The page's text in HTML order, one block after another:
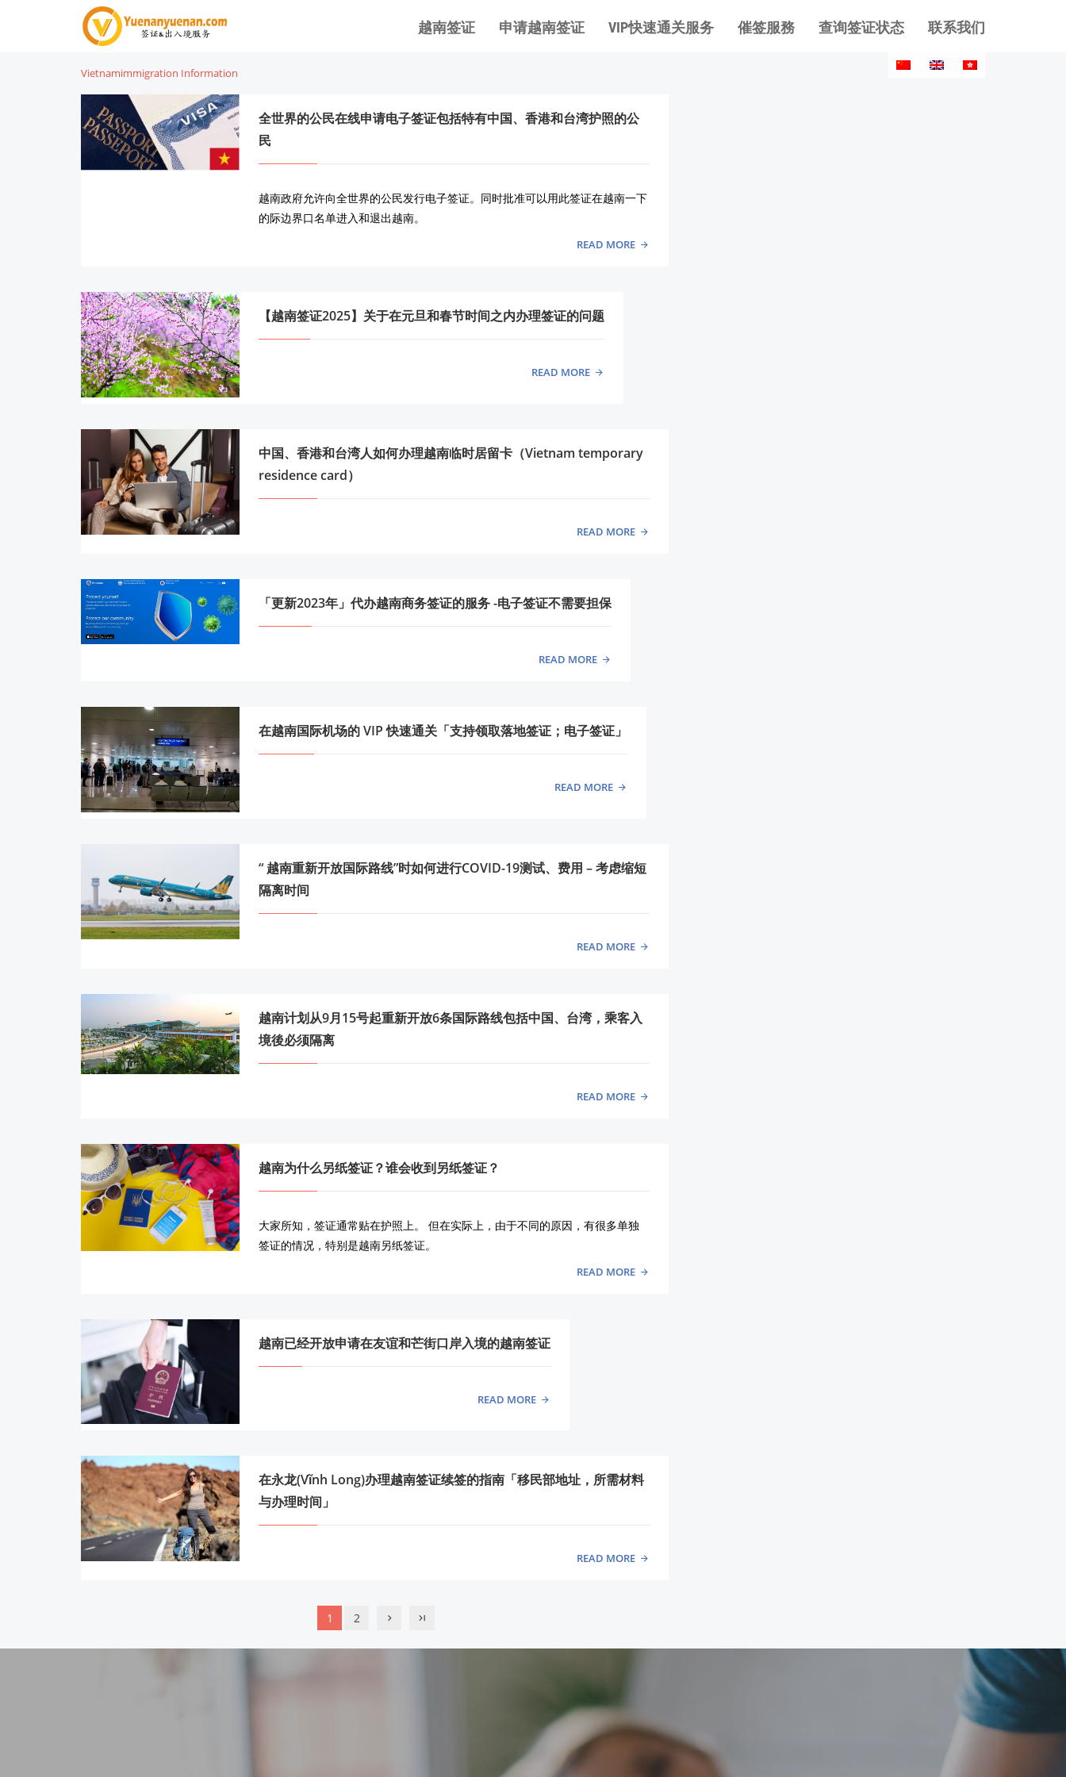
越南签证 申请越南签证 VIP快速通关服务 催签服務 查询签证状态 联系我们
Vietnamimmigration Information
全世界的公民在线申请电子签证包括特有中国、香港和台湾护照的公
民
越南政府允许向全世界的公民发行电子签证。同时批准可以用此签证在越南一下
的际边界口名单进入和退出越南。
READ MORE
【越南签证2025】关于在元旦和春节时间之内办理签证的问题
READ MORE
中国、香港和台湾人如何办理越南临时居留卡（Vietnam temporary
residence card）
READ MORE
「更新2023年」代办越南商务签证的服务 -电子签证不需要担保
READ MORE
在越南国际机场的 VIP 快速通关「支持领取落地签证；电子签证」
READ MORE
“ 越南重新开放国际路线”时如何进行COVID-19测试、费用 – 考虑缩短
隔离时间
READ MORE
越南计划从9月15号起重新开放6条国际路线包括中国、台湾，乘客入
境後必须隔离
READ MORE
越南为什么另纸签证？谁会收到另纸签证？
大家所知，签证通常贴在护照上。 但在实际上，由于不同的原因，有很多单独
签证的情况，特别是越南另纸签证。
READ MORE
越南已经开放申请在友谊和芒街口岸入境的越南签证
READ MORE
在永龙(Vĩnh Long)办理越南签证续签的指南「移民部地址，所需材料
与办理时间」
READ MORE
1 2